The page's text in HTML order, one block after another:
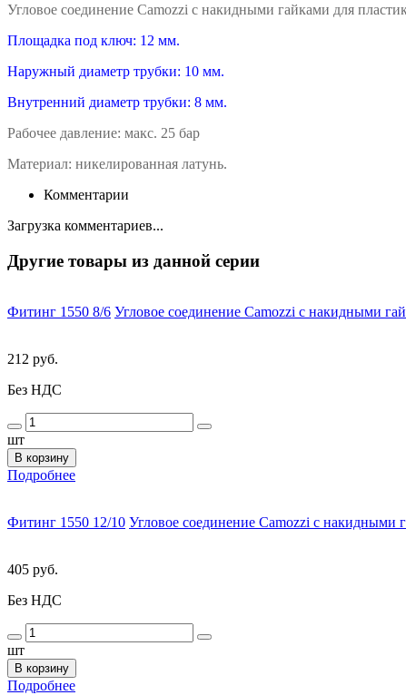
Угловое соединение Camozzi с накидными гайками для
Площадка под ключ: 12 мм.
Наружный диаметр трубки: 10 мм.
Внутренний диаметр трубки: 8 мм.
Рабочее давление: макс. 25 бар
Материал: никелированная латунь.
Комментарии
Загрузка комментариев...
Другие товары из данной серии
Фитинг 1550 8/6 Угловое соединение Camozzi с накидными
212 руб.
Без НДС
шт
В корзину
Подробнее
Фитинг 1550 12/10 Угловое соединение Camozzi с накидными
405 руб.
Без НДС
шт
В корзину
Подробнее